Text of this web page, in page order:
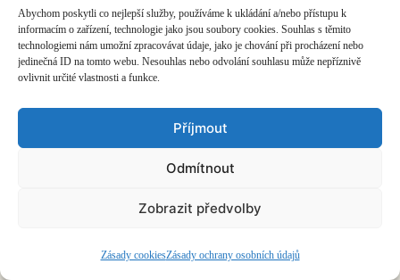
Abychom poskytli co nejlepší služby, používáme k ukládání a/nebo přístupu k
informacím o zařízení, technologie jako jsou soubory cookies. Souhlas s těmito
technologiemi nám umožní zpracovávat údaje, jako je chování při procházení nebo
jedinečná ID na tomto webu. Nesouhlas nebo odvolání souhlasu může nepříznivě
ovlivnit určité vlastnosti a funkce.
Příjmout
Odmítnout
Zobrazit předvolby
Zásady cookiesZásady ochrany osobních údajů
ČASOPIS O JINÉ HUDBĚ | vydáváHudební informační středisko
založeno 2001 | Kontaktujte nás: info@hisvoice.cz
©2026 HISvoice – design a adminAtelier Dokument